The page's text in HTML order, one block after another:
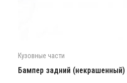
Кузовные части
Бампер задний (некрашенный)